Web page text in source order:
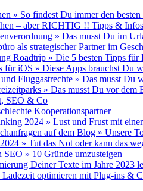
» So findest Du immer den
– aber RICHTIG !! Tipps & Infos
» Das musst Du im
als strategischer Partner im
Roadtrip » Die 5 besten Tipps für
für iOS » Diese Apps brauchst Du
Fluggastrechte » Das musst Du
» Das musst Du vor dem
SEO & Co
Kooperationspartner
2024 » Lust und Frust mit
auf dem Blog » Unsere
» Tut das Not oder kann das
SEO » 10 Gründe umzusteigen
Deiner Texte im Jahre 2023
Ladezeit optimieren mit Plug-ins &